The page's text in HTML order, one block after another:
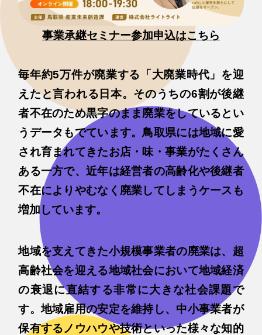
事業承継セミナー参加申込はこちら
毎年約5万件が廃業する「大廃業時代」を迎
えたと言われる日本。そのうちの6割が後継
者不在のため黒字のまま廃業をしているとい
うデータもでています。鳥取県には地域に愛
され育まれてきたお店・味・事業がたくさん
ある一方で、近年は経営者の高齢化や後継者
不在によりやむなく廃業してしまうケースも
増加しています。
地域を支えてきた小規模事業者の廃業は、超
高齢社会を迎える地域社会において地域経済
の衰退に直結する非常に大きな社会課題で
す。地域雇用の安定を維持し、中小事業者が
保有するノウハウや技術といった様々な知的